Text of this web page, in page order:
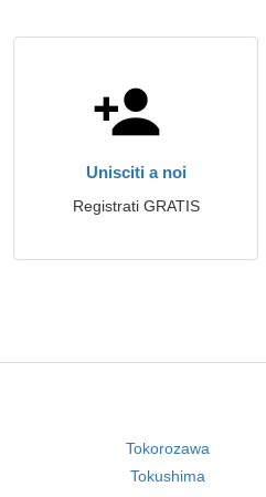
Unisciti a noi
Registrati GRATIS
Tokorozawa
Tokushima